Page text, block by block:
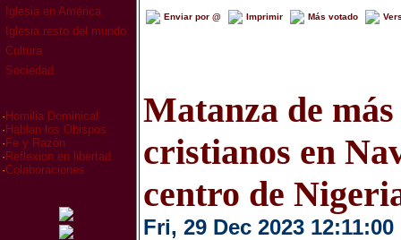
Iglesia en América
Iglesia resto del mundo
Cultura
Sociedad
· Homilia Dominical
· Hablan los Obispos
· Fe y Razón
· Reflexion en libertad
·Colaboraciones
Enviar por @ Imprimir Más votado
Matanza de más
cristianos en
centro de
Fri, 29 Dec 2023 12:11:00